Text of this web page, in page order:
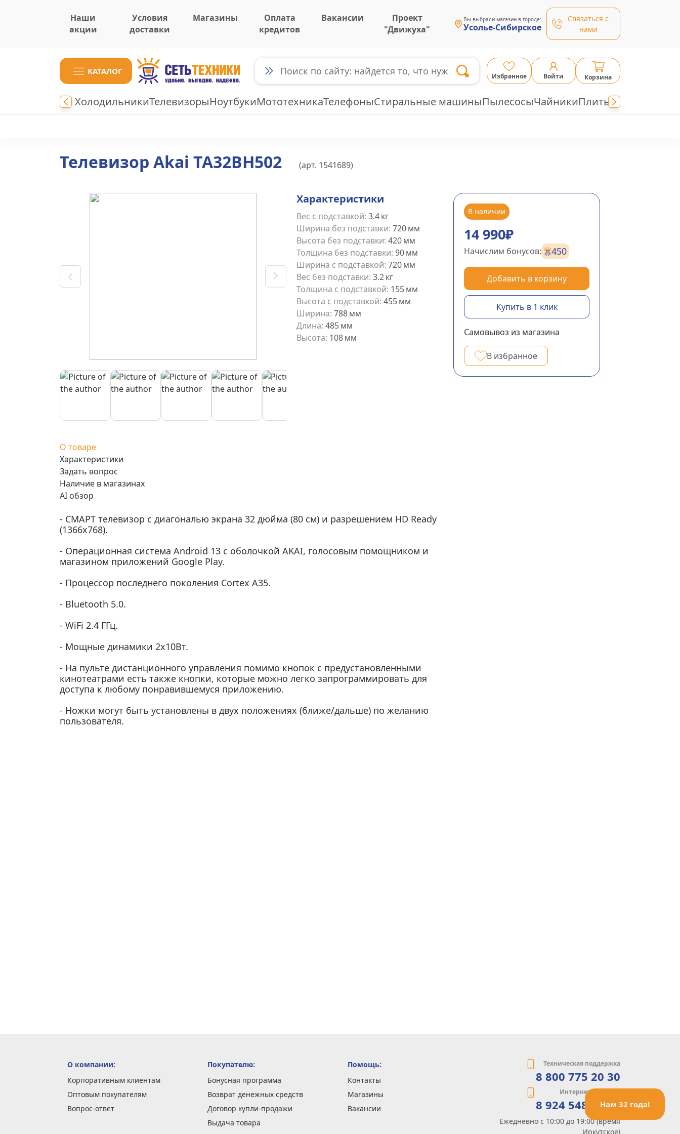
Наши
акции
Условия
доставки
Магазины
Оплата
кредитов
Вакансии
Проект
"Движуха"
Вы выбрали магазин в городе:
Усолье-Сибирское
Связаться с
нами
КАТАЛОГ
Избранное Войти Корзина
ХолодильникиТелевизорыНоутбукиМототехникаТелефоныСтиральные машиныПылесосыЧайникиПлиты
Нам 32 года!
Телевизор Akai TA32BH502 (арт. 1541689)
14 990₽
В наличии
Начислим бонусов: 450
Добавить в корзину
Купить в 1 клик
Самовывоз из магазина
В избранное
Характеристики
Вес с подставкой: 3.4кг
Ширина без подставки: 720мм
Высота без подставки: 420мм
Толщина без подставки: 90мм
Ширина с подставкой: 720мм
Вес без подставки: 3.2кг
Толщина с подставкой: 155мм
Высота с подставкой: 455мм
Ширина: 788мм
Длина: 485мм
Высота: 108мм
О товаре
Характеристики
Задать вопрос
Наличие в магазинах
AI обзор
- СМАРТ телевизор с диагональю экрана 32 дюйма (80 см) и разрешением HD Ready
(1366x768).
- Операционная система Android 13 с оболочкой AKAI, голосовым помощником и
магазином приложений Google Play.
- Процессор последнего поколения Cortex A35.
- Bluetooth 5.0.
- WiFi 2.4 ГГц.
- Мощные динамики 2х10Вт.
- На пульте дистанционного управления помимо кнопок с предустановленными
кинотеатрами есть также кнопки, которые можно легко запрограммировать для
доступа к любому понравившемуся приложению.
- Ножки могут быть установлены в двух положениях (ближе/дальше) по желанию
пользователя.
О компании:
Корпоративным клиентам
Оптовым покупателям
Вопрос-ответ
Покупателю:
Бонусная программа
Возврат денежных средств
Договор купли-продажи
Выдача товара
Помощь:
Контакты
Магазины
Вакансии
Техническая поддержка
8 800 775 20 30
Интернет-магазин
8 924 548 85 07
Ежедневно с 10:00 до 19:00 (время
Иркутское)